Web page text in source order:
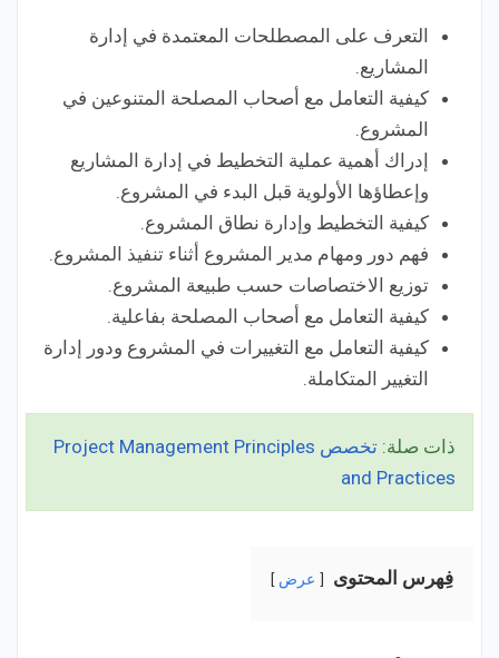
التعرف على المصطلحات المعتمدة في إدارة
المشاريع.
كيفية التعامل مع أصحاب المصلحة المتنوعين في
المشروع.
إدراك أهمية عملية التخطيط في إدارة المشاريع
وإعطاؤها الأولوية قبل البدء في المشروع.
كيفية التخطيط وإدارة نطاق المشروع.
فهم دور ومهام مدير المشروع أثناء تنفيذ المشروع.
توزيع الاختصاصات حسب طبيعة المشروع.
كيفية التعامل مع أصحاب المصلحة بفاعلية.
كيفية التعامل مع التغييرات في المشروع ودور إدارة
التغيير المتكاملة.
ذات صلة:
تخصص Project Management Principles
and Practices
فِهرس المحتوى عرض